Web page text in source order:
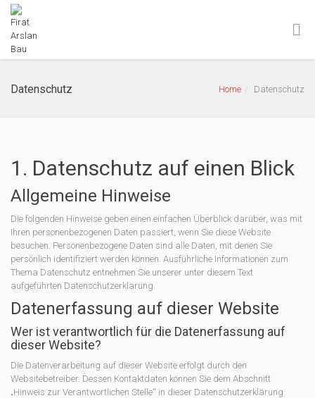
Datenschutz Home Datenschutz
1. Datenschutz auf einen Blick
Allgemeine Hinweise
Die folgenden Hinweise geben einen einfachen Überblick darüber, was mit
Ihren personenbezogenen Daten passiert, wenn Sie diese Website
besuchen. Personenbezogene Daten sind alle Daten, mit denen Sie
persönlich identifiziert werden können. Ausführliche Informationen zum
Thema Datenschutz entnehmen Sie unserer unter diesem Text
aufgeführten Datenschutzerklärung.
Datenerfassung auf dieser Website
Wer ist verantwortlich für die Datenerfassung auf
dieser Website?
Die Datenverarbeitung auf dieser Website erfolgt durch den
Websitebetreiber. Dessen Kontaktdaten können Sie dem Abschnitt
„Hinweis zur Verantwortlichen Stelle“ in dieser Datenschutzerklärung